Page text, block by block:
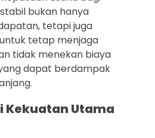
bukan hanya
tetapi juga
tetap menjaga
tidak menekan biaya
dapat berdampak
Kekuatan Utama